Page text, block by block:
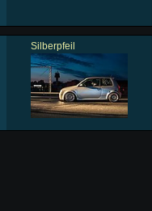
Silberpfeil